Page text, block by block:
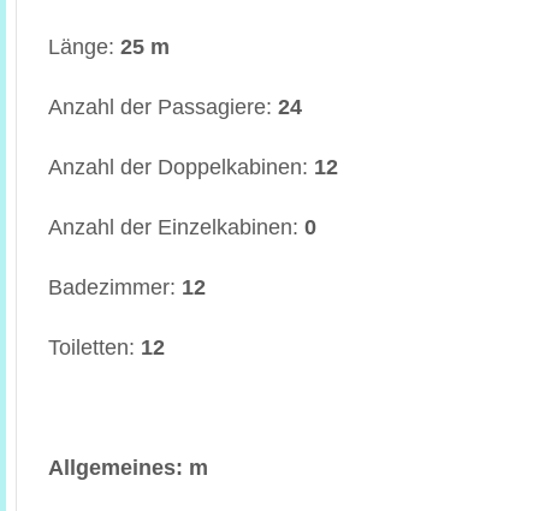
Länge: 25 m
Anzahl der Passagiere: 24
Anzahl der Doppelkabinen: 12
Anzahl der Einzelkabinen: 0
Badezimmer: 12
Toiletten: 12
Allgemeines: m